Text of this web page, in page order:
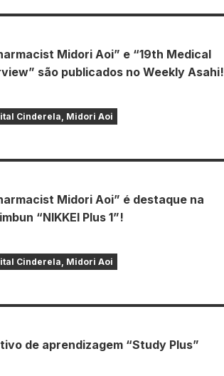
Midori Aoi” e “19th Medical
são publicados no Weekly Asahi!
Cinderela, Midori Aoi
Midori Aoi” é destaque na
“NIKKEI Plus 1”!
Cinderela, Midori Aoi
de aprendizagem “Study Plus”